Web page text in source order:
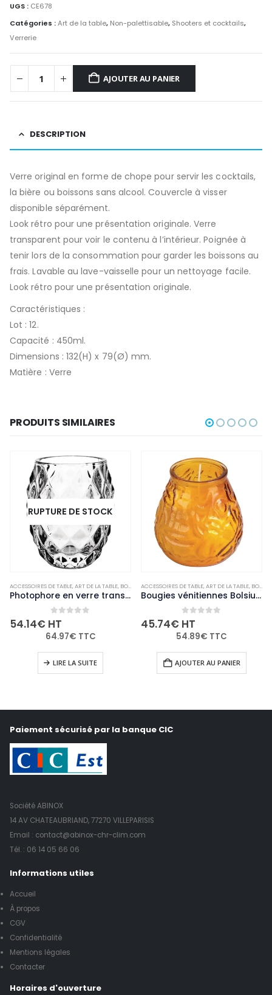
UGS : CE678
Catégories :Art de la table, Non-palettisable, Shooters et cocktails,
Verrerie
AJOUTER AU PANIER
DESCRIPTION
Verre original en forme de chope pour servir les cocktails,
la bière ou boissons sans alcool. Couvercle à visser
disponible séparément.
Look rétro pour une présentation originale. Verre
transparent pour voir le contenu à l’intérieur. Poignée à
tenir lors de la consommation pour garder les boissons au
frais. Lavable au lave-vaisselle pour un nettoyage facile.
Look rétro pour une présentation originale.
Caractéristiques :
Lot : 12.
Capacité : 450ml.
Dimensions : 132(H) x 79(Ø) mm.
Matière : Verre
PRODUITS SIMILAIRES
,NON-PALETTISABLE
RUPTURE DE STOCK
ACCESSOIRES DE TABLE,ART DE LA TABLE, BOUGIES ET PHOTOPHORES ,NON-PALETTISABLE
Photophore en verre transparent diamant Olympia 75mm (Lot de 6)
0out of 5
54.14€ HT
64.97€ TTC
LIRE LA SUITE
ACCESSOIRES DE TABLE,ART DE LA TABLE, BOUGIES ET PHOTOPHORES
Bougies vénitiennes Bolsius Low Boy ambre (Lot de 12)
0out of 5
45.74€ HT
54.89€ TTC
AJOUTER AU PANIER
Paiement sécurisé par la banque CIC
Société ABINOX
14 AV CHATEAUBRIAND, 77270 VILLEPARISIS
Email : contact@abinox-chr-clim.com
Tél. : 06 14 05 66 06
Informations utiles
Accueil
À propos
CGV
Confidentialité
Mentions légales
Contacter
Horaires d'ouverture